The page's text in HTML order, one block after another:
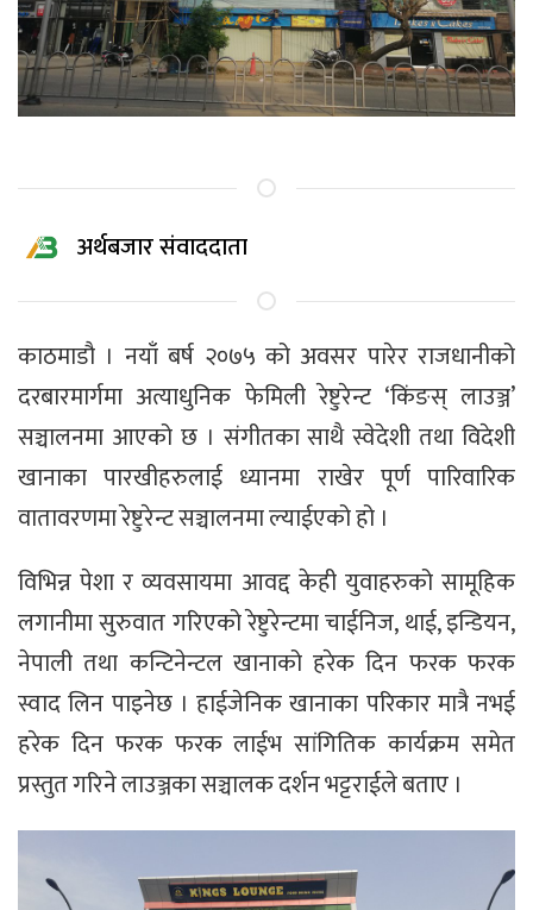
अर्थबजार संवाददाता
काठमाडौ । नयाँ बर्ष २०७५ को अवसर पारेर राजधानीको
दरबारमार्गमा अत्याधुनिक फेमिली रेष्टुरेन्ट ‘किंङस् लाउञ्ज’
सञ्चालनमा आएको छ । संगीतका साथै स्वेदेशी तथा विदेशी
खानाका पारखीहरुलाई ध्यानमा राखेर पूर्ण पारिवारिक
वातावरणमा रेष्टुरेन्ट सञ्चालनमा ल्याईएको हो ।
विभिन्न पेशा र व्यवसायमा आवद्द केही युवाहरुको सामूहिक
लगानीमा सुरुवात गरिएको रेष्टुरेन्टमा चाईनिज, थाई, इन्डियन,
नेपाली तथा कन्टिनेन्टल खानाको हरेक दिन फरक फरक
स्वाद लिन पाइनेछ । हाईजेनिक खानाका परिकार मात्रै नभई
हरेक दिन फरक फरक लाईभ सांगितिक कार्यक्रम समेत
प्रस्तुत गरिने लाउञ्जका सञ्चालक दर्शन भट्टराईले बताए ।